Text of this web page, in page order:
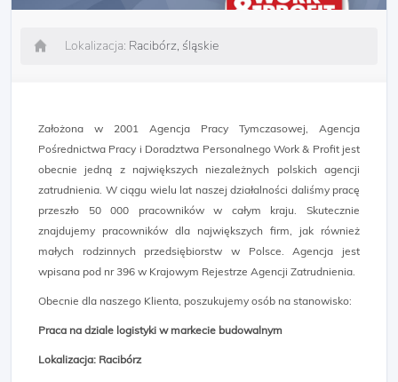
Lokalizacja: Racibórz, śląskie
Założona w 2001 Agencja Pracy Tymczasowej, Agencja
Pośrednictwa Pracy i Doradztwa Personalnego Work & Profit jest
obecnie jedną z największych niezależnych polskich agencji
zatrudnienia. W ciągu wielu lat naszej działalności daliśmy pracę
przeszło 50 000 pracowników w całym kraju. Skutecznie
znajdujemy pracowników dla największych firm, jak również
małych rodzinnych przedsiębiorstw w Polsce. Agencja jest
wpisana pod nr 396 w Krajowym Rejestrze Agencji Zatrudnienia.
Obecnie dla naszego Klienta, poszukujemy osób na stanowisko:
Praca na dziale logistyki w markecie budowalnym
Lokalizacja: Racibórz